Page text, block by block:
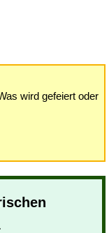
wird gefeiert oder